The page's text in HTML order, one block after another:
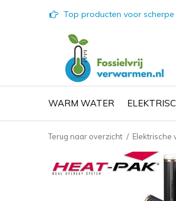
WARM WATER
Top producten voor scherpe prijzen
Terug naar overzicht Elektrische